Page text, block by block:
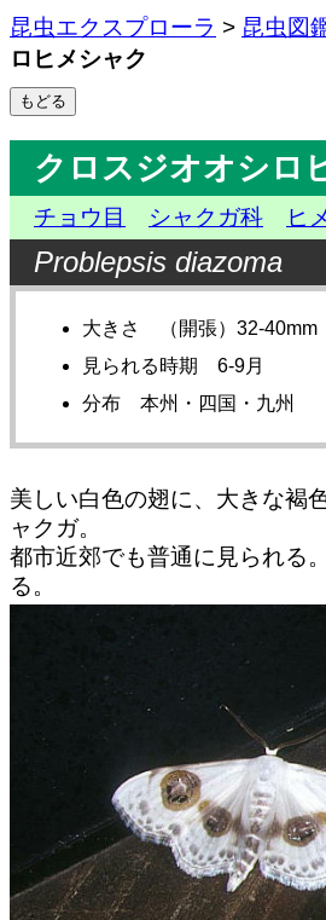
昆虫エクスプローラ > 昆虫図
ロヒメシャク
クロスジオオシロ
チョウ目 シャクガ科 ヒ
Problepsis diazoma
大きさ （開張）32-40mm
見られる時期 6-9月
分布 本州・四国・九州
美しい白色の翅に、大きな褐
ャクガ。
都市近郊でも普通に見られる
る。